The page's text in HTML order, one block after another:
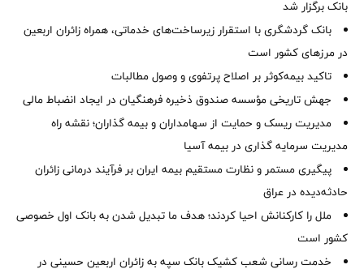
بانک برگزار شد
بانک گردشگری با استقرار زیرساخت‌های خدماتی، همراه زائران اربعین
در مرزهای کشور است
تاکید بیمه‌کوثر بر اصلاح پرتفوی و وصول مطالبات ‌
جهش تاریخی مؤسسه صندوق ذخیره فرهنگیان در ایجاد انضباط مالی
مدیریت ریسک و حمایت از سهامداران و بیمه گذاران؛ نقشه راه
مدیریت سرمایه گذاری در بیمه آسیا
پیگیری مستمر و نظارت مستقیم بیمه ایران بر فرآیند درمانی زائران
حادثه‌دیده در عراق
ملل را کارکنانش احیا کردند؛ هدف ما تبدیل شدن به بانک اول خصوصی
کشور است
خدمت رسانی شعب کشیک بانک سپه به زائران اربعین حسینی در